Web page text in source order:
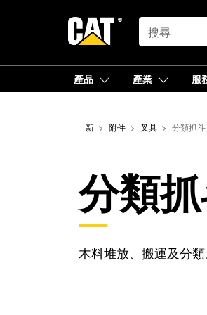
SEARCH
產品 產業 服
新 附件 叉具 分類抓
分類
木料堆放、搬運及分類